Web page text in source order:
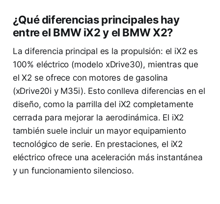
¿Qué diferencias principales hay
entre el BMW iX2 y el BMW X2?
La diferencia principal es la propulsión: el iX2 es
100% eléctrico (modelo xDrive30), mientras que
el X2 se ofrece con motores de gasolina
(xDrive20i y M35i). Esto conlleva diferencias en el
diseño, como la parrilla del iX2 completamente
cerrada para mejorar la aerodinámica. El iX2
también suele incluir un mayor equipamiento
tecnológico de serie. En prestaciones, el iX2
eléctrico ofrece una aceleración más instantánea
y un funcionamiento silencioso.